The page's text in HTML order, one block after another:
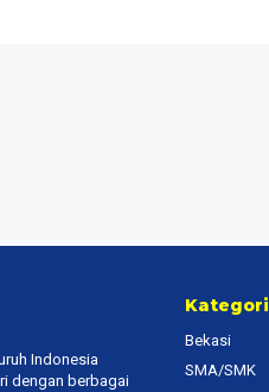
Indonesia
dengan berbagai
Kategori
Bekasi
SMA/SMK